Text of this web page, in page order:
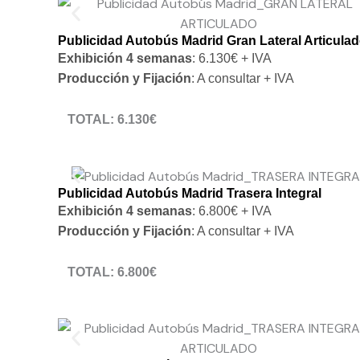
Publicidad Autobús Madrid Gran Lateral
Exhibición 4 semanas: 6.130€ + IVA
Producción y Fijación: A consultar + IVA
TOTAL: 6.130€
Publicidad Autobús Madrid Trasera Integral
Exhibición 4 semanas: 6.800€ + IVA
Producción y Fijación: A consultar + IVA
TOTAL: 6.800€